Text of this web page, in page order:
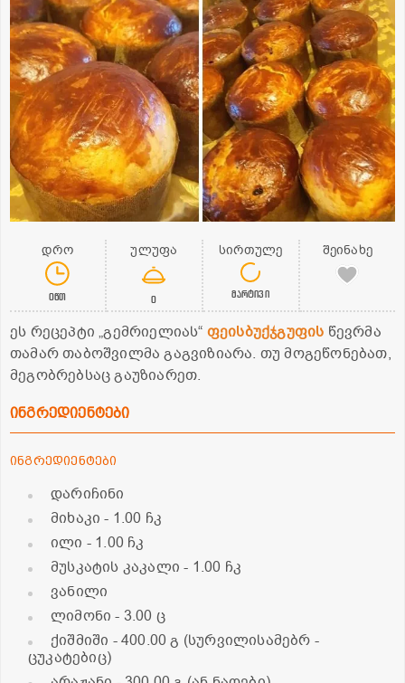
დრო
0წთ
ულუფა
0
სირთულე
მარტივი
შეინახე
ეს რეცეპტი „გემრიელიას“ ფეისბუქჯგუფის წევრმა
თამარ თაბოშვილმა გაგვიზიარა. თუ მოგეწონებათ,
მეგობრებსაც გაუზიარეთ.
ინგრედიენტები
ინგრედიენტები
დარიჩინი
მიხაკი- 1.00 ჩკ
ილი - 1.00 ჩკ
მუსკატის კაკალი- 1.00 ჩკ
ვანილი
ლიმონი- 3.00 ც
ქიშმიში - 400.00 გ (სურვილისამებრ -
ცუკატებიც)